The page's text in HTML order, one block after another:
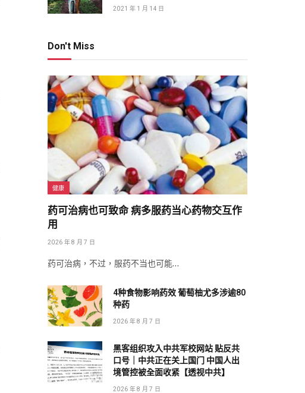
2021 年 1 月 14 日
Don't Miss
健康
药可治病也可致命 病多服药当心药物交互作
用
2026 年 8 月 7 日
药可治病，不过，服药不当也可能…
4种食物影响药效 葡萄柚尤多涉逾80
种药
2026 年 8 月 7 日
黑客组织攻入中共军校网站 贴反共
口号｜中共正在关上国门 中国人出
境管控被全面收紧【透视中共】
2026 年 8 月 7 日